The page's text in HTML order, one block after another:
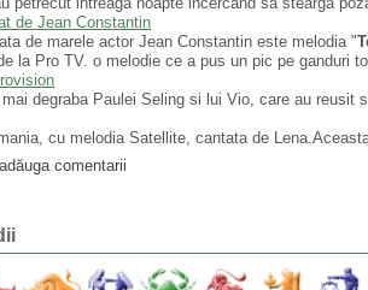
de Jean Constantin
de marele actor Jean Constantin este melodia "
la Pro TV. o melodie ce a pus un pic pe ganduri
degraba Paulei Seling si lui Vio, care au
cu melodia Satellite, cantata de
comentarii